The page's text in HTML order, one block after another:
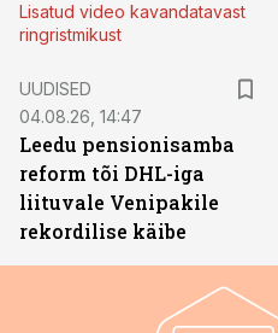
Lisatud video kavandatavast
ringristmikust
UUDISED
04.08.26, 14:47
Leedu pensionisamba
reform tõi DHL-iga
liituvale Venipakile
rekordilise käibe